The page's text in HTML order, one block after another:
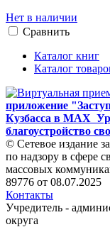
Нет в наличии
Сравнить
Каталог книг
Каталог
приложение
Кузбасса в MAX
благоустройство
© Сетевое издание
по надзору в сфере
массовых
89776 от 08.07.2025
Контакты
Учредитель -
округа